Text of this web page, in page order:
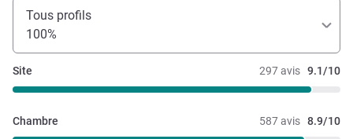
Tous profils
100%
297 avis 9.1/10
Site
587 avis 8.9/10
Chambre